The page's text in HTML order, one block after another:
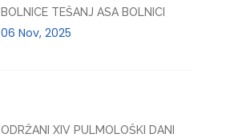
BOLNICE TEŠANJ ASA BOLNICI
06 Nov, 2025
ODRŽANI XIV PULMOLOŠKI DANI